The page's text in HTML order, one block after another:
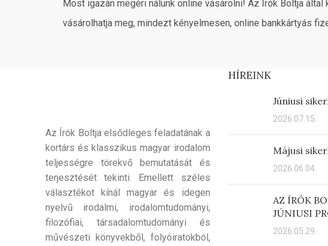
Most igazán megéri nálunk online vásárolni! Az Írók Boltja által
vásárolhatja meg, mindezt kényelmesen, online bankkártyás
Az Írók Boltja elsődleges feladatának a
kortárs és klasszikus magyar irodalom
teljességre törekvő bemutatását és
terjesztését tekinti. Emellett széles
választékot kínál magyar és idegen
nyelvű irodalmi, irodalomtudományi,
filozófiai, társadalomtudományi és
művészeti könyvekből, folyóiratokból,
HÍREINK
Júniusi
2026.07.15.
Májusi
2026.06.04.
AZ ÍRÓK
JÚNIUSI
2026.05.29.